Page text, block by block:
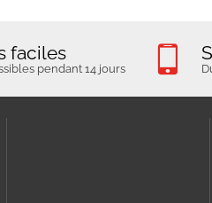
faciles
pendant 14 jours